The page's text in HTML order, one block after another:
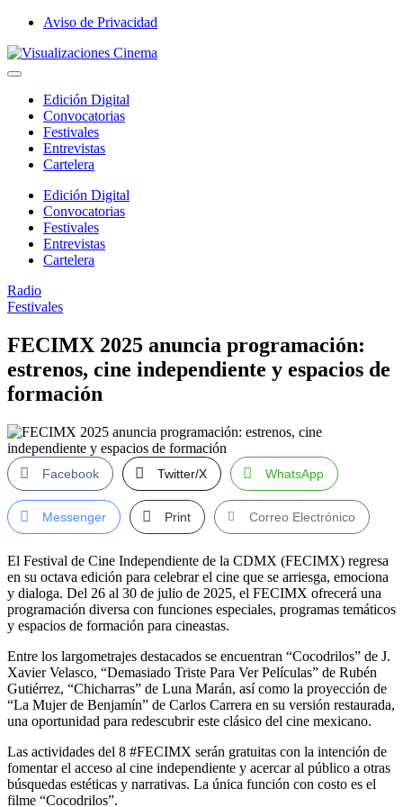
Saltar
contenido
Aviso de Privacidad
Edición Digital
Convocatorias
Festivales
Entrevistas
Cartelera
Edición Digital
Convocatorias
Festivales
Entrevistas
Cartelera
Radio
Publicada
Festivales
FECIMX 2025 anuncia programación:
estrenos, cine independiente y espacios de
formación
Facebook Twitter/X WhatsApp
Messenger Print Correo Electrónico
El Festival de Cine Independiente de la CDMX (FECIMX) regresa
en su octava edición para celebrar el cine que se arriesga, emociona
y dialoga. Del 26 al 30 de julio de 2025, el FECIMX ofrecerá una
programación diversa con funciones especiales, programas temáticos
y espacios de formación para cineastas.
Entre los largometrajes destacados se encuentran “Cocodrilos” de J.
Xavier Velasco, “Demasiado Triste Para Ver Películas” de Rubén
Gutiérrez, “Chicharras” de Luna Marán, así como la proyección de
“La Mujer de Benjamín” de Carlos Carrera en su versión restaurada,
una oportunidad para redescubrir este clásico del cine mexicano.
Las actividades del 8 #FECIMX serán gratuitas con la intención de
fomentar el acceso al cine independiente y acercar al público a otras
búsquedas estéticas y narrativas. La única función con costo es el
filme “Cocodrilos”.